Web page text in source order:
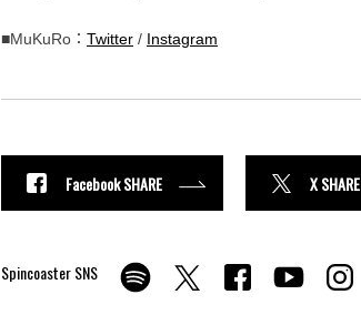
■MuKuRo： Twitter / Instagram
Facebook SHARE X SHARE
Spincoaster SNS